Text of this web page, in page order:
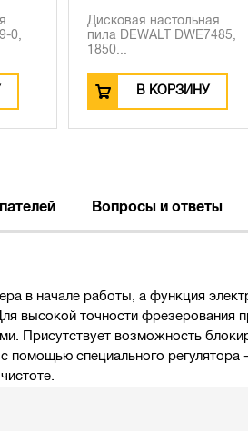
Вибрационная
шлифмашина DEWALT
DWE6411, 230 В...
В КОРЗИНУ
Вопросы и ответы
в начале работы, а функция
высокой точности фрезерования
Присутствует возможность
помощью специального